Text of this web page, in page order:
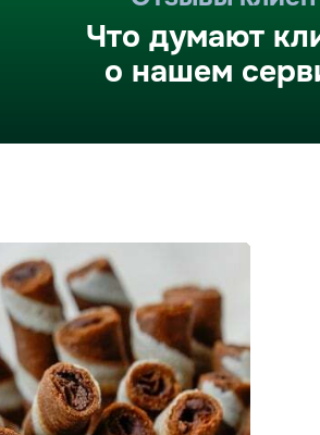
Что думают
о нашем